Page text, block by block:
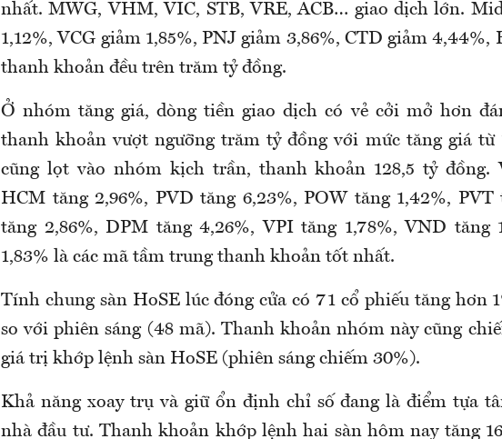
nhất. MWG, VHM, VIC, STB, VRE, ACB… giao dịch lớn.
1,12%, VCG giảm 1,85%, PNJ giảm 3,86%, CTD giảm 4,44%,
thanh khoản đều trên trăm tỷ đồng.
Ở nhóm tăng giá, dòng tiền giao dịch có vẻ cởi mở hơn
thanh khoản vượt ngưỡng trăm tỷ đồng với mức tăng giá từ
cũng lọt vào nhóm kịch trần, thanh khoản 128,5 tỷ đồng.
HCM tăng 2,96%, PVD tăng 6,23%, POW tăng 1,42%, PVT
tăng 2,86%, DPM tăng 4,26%, VPI tăng 1,78%, VND tăng
1,83% là các mã tầm trung thanh khoản tốt nhất.
Tính chung sàn HoSE lúc đóng cửa có 71 cổ phiếu tăng hơn
so với phiên sáng (48 mã). Thanh khoản nhóm này cũng
giá trị khớp lệnh sàn HoSE (phiên sáng chiếm 30%).
Khả năng xoay trụ và giữ ổn định chỉ số đang là điểm tựa
nhà đầu tư. Thanh khoản khớp lệnh hai sàn hôm nay tăng